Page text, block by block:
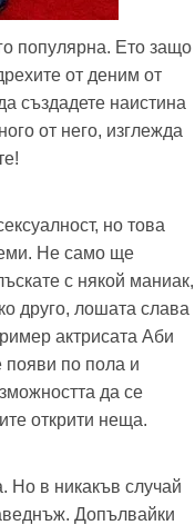
популярна. Ето защо
от деним от
създадете наистина
от него, изглежда
но това
Не само ще
с някой маниак,
друго, лошата слава
актрисата Аби
появи по пола и
да се
открити неща.
Но в никакъв случай
Допълвайки